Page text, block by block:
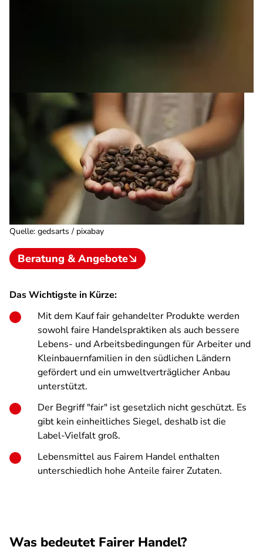
Quelle: gedsarts / pixabay
Beratung & Angebote
Das Wichtigste in Kürze:
Mit dem Kauf fair gehandelter Produkte werden
sowohl faire Handelspraktiken als auch bessere
Lebens- und Arbeitsbedingungen für Arbeiter und
Kleinbauernfamilien in den südlichen Ländern
gefördert und ein umweltverträglicher Anbau
unterstützt.
Der Begriff "fair" ist gesetzlich nicht geschützt. Es
gibt kein einheitliches Siegel, deshalb ist die
Label-Vielfalt groß.
Lebensmittel aus Fairem Handel enthalten
unterschiedlich hohe Anteile fairer Zutaten.
Was bedeutet Fairer Handel?